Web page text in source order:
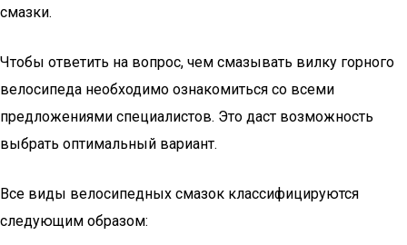
смазки.
Чтобы ответить на вопрос, чем смазывать вилку горного
велосипеда необходимо ознакомиться со всеми
предложениями специалистов. Это даст возможность
выбрать оптимальный вариант.
Все виды велосипедных смазок классифицируются
следующим образом: